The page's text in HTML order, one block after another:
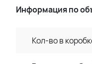
Информация по
Кол-во в